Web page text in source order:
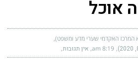
אוכל
המרכז האקדמי שערי מדע ומשפט)
8:19 am אין תגובות